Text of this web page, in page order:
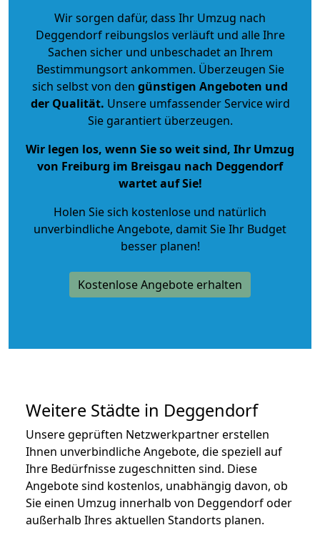
Wir sorgen dafür, dass Ihr Umzug nach
Deggendorf reibungslos verläuft und alle Ihre
Sachen sicher und unbeschadet an Ihrem
Bestimmungsort ankommen. Überzeugen Sie
sich selbst von den günstigen Angeboten und
der Qualität. Unsere umfassender Service wird
Sie garantiert überzeugen.
Wir legen los, wenn Sie so weit sind, Ihr Umzug
von Freiburg im Breisgau nach Deggendorf
wartet auf Sie!
Holen Sie sich kostenlose und natürlich
unverbindliche Angebote, damit Sie Ihr Budget
besser planen!
Kostenlose Angebote erhalten
Weitere Städte in Deggendorf
Unsere geprüften Netzwerkpartner erstellen
Ihnen unverbindliche Angebote, die speziell auf
Ihre Bedürfnisse zugeschnitten sind. Diese
Angebote sind kostenlos, unabhängig davon, ob
Sie einen Umzug innerhalb von Deggendorf oder
außerhalb Ihres aktuellen Standorts planen.